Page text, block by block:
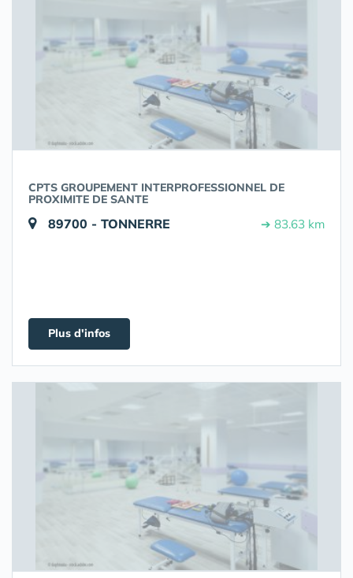
CPTS GROUPEMENT INTERPROFESSIONNEL DE
PROXIMITE DE SANTE
89700 - TONNERRE ➔ 83.63 km
Plus d'infos